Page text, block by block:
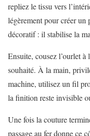
repliez le tissu vers
légèrement pour créer un
décoratif : il stabilise la
Ensuite, cousez l’ourlet
souhaité. À la main,
machine, utilisez un fil
la finition reste invisible
Une fois la couture
passage au fer donne ce